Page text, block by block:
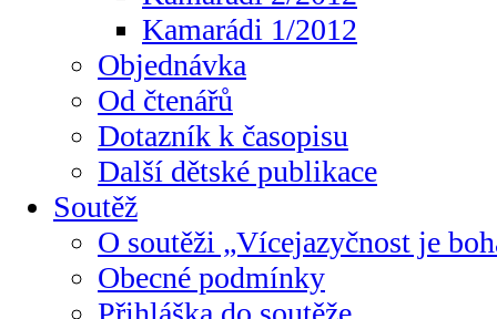
Kamarádi 1/2012
Objednávka
Od čtenářů
Dotazník k časopisu
Další dětské publikace
Soutěž
O soutěži „Vícejazyčnost je
Obecné podmínky